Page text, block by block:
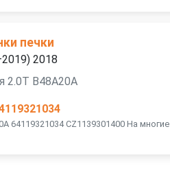
печки
2018
2.0T B48A20A
64119321034 CZ1139301400 На многие